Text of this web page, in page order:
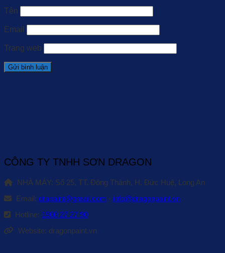
Tên
Email
Trang web
CÔNG TY TNHH SƠN DRAGON
NHÀ MÁY: Số 25, TT. Đông Thành, H. Đức Huệ, Long An
Email: drapaint@gmail.com - info@dragonpaint.vn
Hotline: 1900 27 27 90
Website: dragonpaint.vn